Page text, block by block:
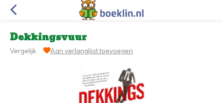
Dekkingsvuur
Vergelijk Aan verlanglijst toevoegen